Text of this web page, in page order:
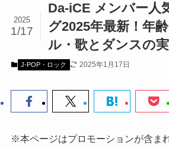
Da-iCE メンバー人
グ2025年最新！年
ル・歌とダンスの
2025
1/17
J-POP・ロック 2025年1月17日
※本ページはプロモーションが含ま